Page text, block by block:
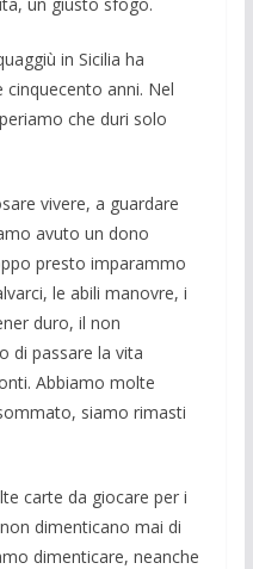
in Sicilia ha
anni. Nel
che duri solo
vivere, a guardare
avuto un dono
presto imparammo
le abili manovre, i
duro, il non
di passare la vita
Abbiamo molte
siamo rimasti
carte da giocare per i
dimenticano mai di
dimenticare, neanche